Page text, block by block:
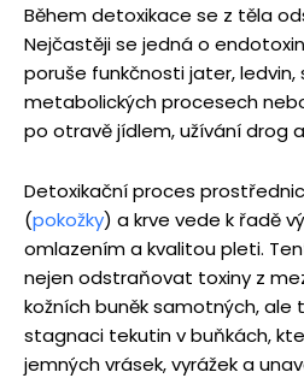
Během detoxikace se z těla
Nejčastěji se jedná o
poruše funkčnosti jater, ledvin,
metabolických procesech
po otravě jídlem, užívání drog
Detoxikační proces
(pokožky) a krve vede k řadě
omlazením a kvalitou pleti.
nejen odstraňovat toxiny z
kožních buněk samotných,
stagnaci tekutin v buňkách,
jemných vrásek, vyrážek a